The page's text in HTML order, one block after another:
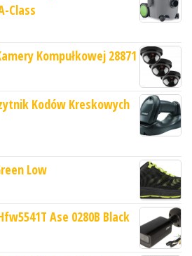
Class
Kompułkowej 28871
Kodów Kreskowych
Low
Ase 0280B Black